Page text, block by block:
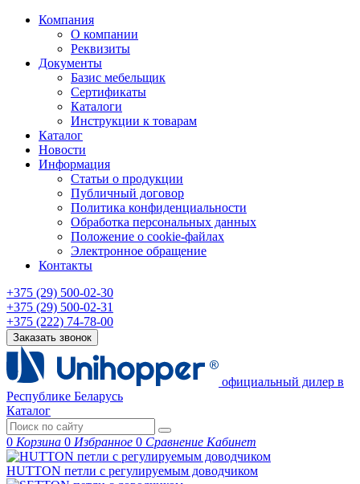
Компания
О компании
Реквизиты
Документы
Базис мебельщик
Сертификаты
Каталоги
Инструкции к товарам
Каталог
Новости
Информация
Статьи о продукции
Публичный договор
Политика конфиденциальности
Обработка персональных данных
Положение о cookie-файлах
Электронное обращение
Контакты
+375 (29) 500-02-30
+375 (29) 500-02-31
+375 (222) 74-78-00
Заказать звонок
официальный дилер в
Республике Беларусь
Каталог
0 Корзина 0 Избранное 0 Сравнение Кабинет
HUTTON петли с регулируемым доводчиком